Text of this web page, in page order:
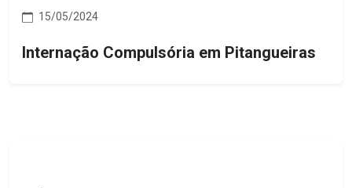
15/05/2024
Internação Compulsória em Pitangueiras